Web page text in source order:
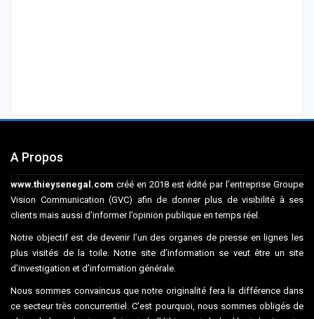
A Propos
www.thieysenegal.com créé en 2018 est édité par l’entreprise Groupe
Vision Communication (GVC) afin de donner plus de visibilité à ses
clients mais aussi d’informer l’opinion publique en temps réel.
Notre objectif est de devenir l’un des organes de presse en lignes les
plus visités de la toile. Notre site d’information se veut être un site
d’investigation et d’information générale.
Nous sommes convaincus que notre originalité fera la différence dans
ce secteur très concurrentiel. C’est pourquoi, nous sommes obligés de